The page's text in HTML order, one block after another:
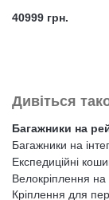
40999 грн.
Дивіться
Багажники на
Багажники на
Експедиційні
Велокріплення на
Кріплення для